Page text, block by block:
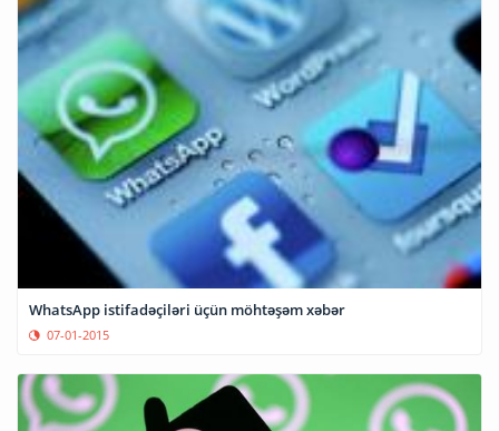
WhatsApp istifadəçiləri üçün möhtəşəm xəbər
07-01-2015